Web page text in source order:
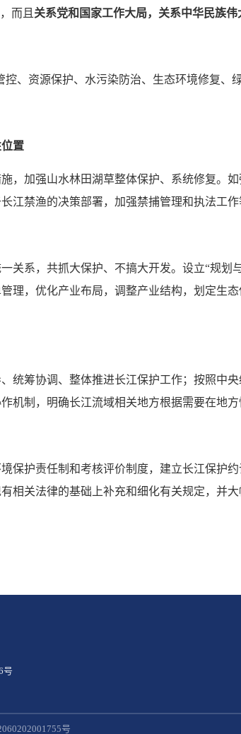
，而且 关系党和国家工作大局，关系中华民族伟
、资源保护、水污染防治、生态环境修复、
置
，加强山水林田湖草整体保护、系统修复。
江禁渔的决策部署，加强禁捕管理和执法工作
关系，共抓大保护、不搞大开发。设立“规
理，优化产业布局，调整产业结构，划定生
统筹协调、整体推进长江保护工作；按照中
机制，明确长江流域相关地方根据需要在地
保护责任制和考核评价制度，建立长江保护
相关法律的基础上补充和细化有关规定，并大
号
号